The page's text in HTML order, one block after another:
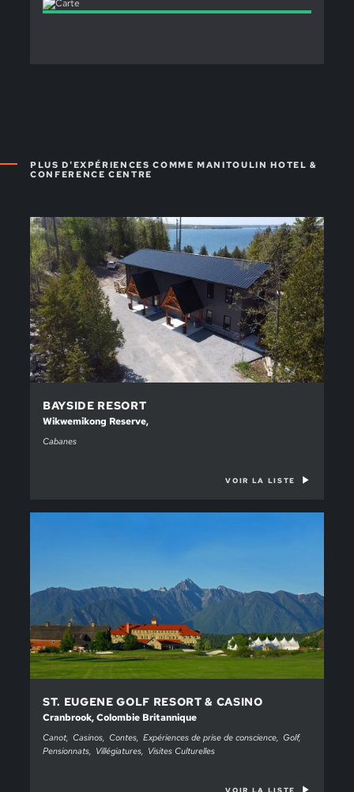
PLUS D'EXPÉRIENCES COMME MANITOULIN HOTEL &
CONFERENCE CENTRE
BAYSIDE RESORT
Wikwemikong Reserve,
Cabanes
VOIR LA LISTE
ST. EUGENE GOLF RESORT & CASINO
Cranbrook, Colombie Britannique
Canot Casinos Contes Expériences de prise de conscience Golf
Pensionnats
Villégiatures Visites Culturelles
VOIR LA LISTE